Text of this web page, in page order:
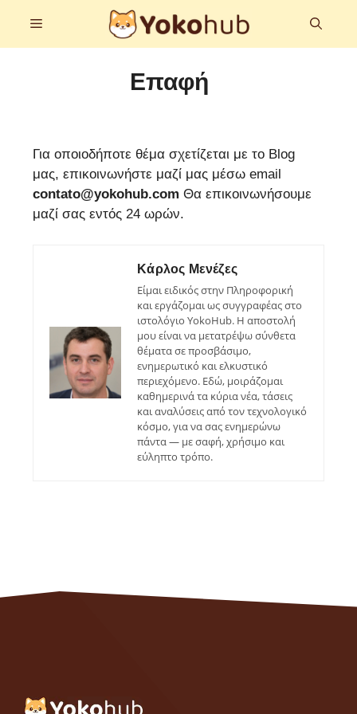
περιεχόμενο
Μενού
Επαφή
Για οποιοδήποτε θέμα σχετίζεται με το Blog
μας, επικοινωνήστε μαζί μας μέσω email
contato@yokohub.com Θα επικοινωνήσουμε
μαζί σας εντός 24 ωρών.
Κάρλος Μενέζες
Είμαι ειδικός στην Πληροφορική
και εργάζομαι ως συγγραφέας στο
ιστολόγιο YokoHub. Η αποστολή
μου είναι να μετατρέψω σύνθετα
θέματα σε προσβάσιμο,
ενημερωτικό και ελκυστικό
περιεχόμενο. Εδώ, μοιράζομαι
καθημερινά τα κύρια νέα, τάσεις
και αναλύσεις από τον τεχνολογικό
κόσμο, για να σας ενημερώνω
πάντα — με σαφή, χρήσιμο και
εύληπτο τρόπο.